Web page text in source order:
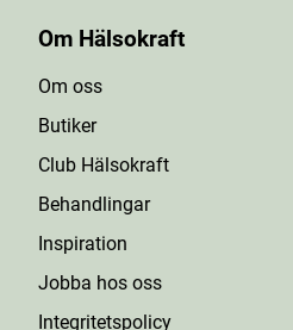
Om Hälsokraft
Om oss
Butiker
Club Hälsokraft
Behandlingar
Inspiration
Jobba hos oss
Integritetspolicy